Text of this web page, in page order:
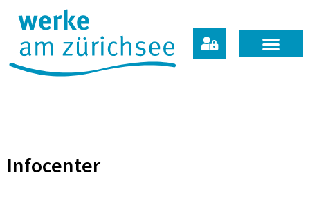
Infocenter